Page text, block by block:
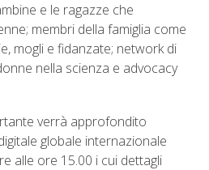
e le ragazze che
membri della famiglia come
mogli e fidanzate; network di
nella scienza e advocacy
verrà approfondito
globale internazionale
alle ore 15.00 i cui dettagli